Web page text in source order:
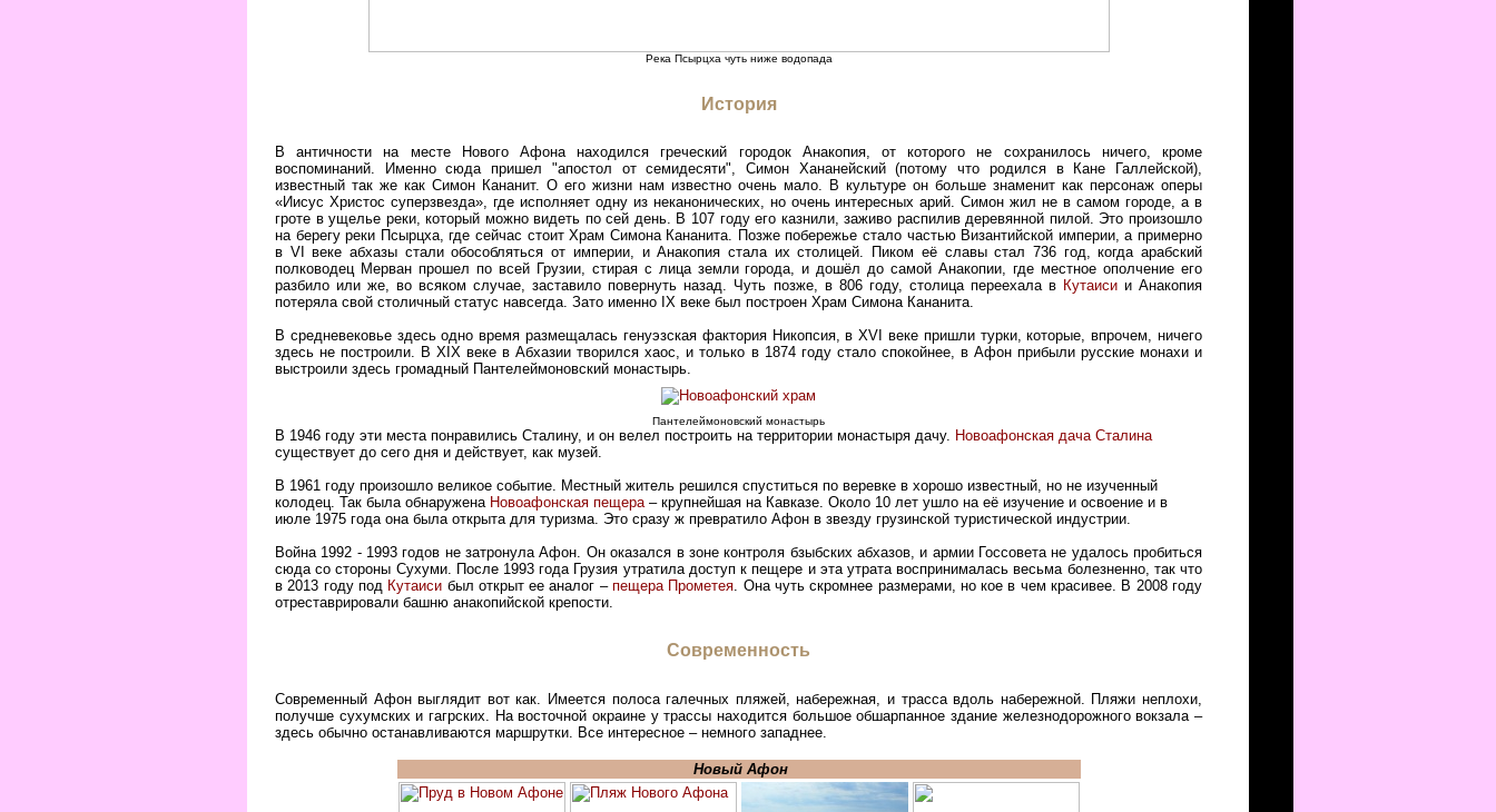
Река Псырцха чуть ниже водопада
История
В античности на месте Нового Афона находился греческий городок Анакопия, от которого не сохранилось ничего, кроме
воспоминаний. Именно сюда пришел "апостол от семидесяти", Симон Хананейский (потому что родился в Кане Галлейской),
известный так же как Симон Кананит. О его жизни нам известно очень мало. В культуре он больше знаменит как персонаж оперы
«Иисус Христос суперзвезда», где исполняет одну из неканонических, но очень интересных арий. Симон жил не в самом городе, а в
гроте в ущелье реки, который можно видеть по сей день. В 107 году его казнили, заживо распилив деревянной пилой. Это произошло
на берегу реки Псырцха, где сейчас стоит Храм Симона Кананита. Позже побережье стало частью Византийской империи, а примерно
в VI веке абхазы стали обособляться от империи, и Анакопия стала их столицей. Пиком её славы стал 736 год, когда арабский
полководец Мерван прошел по всей Грузии, стирая с лица земли города, и дошёл до самой Анакопии, где местное ополчение его
разбило или же, во всяком случае, заставило повернуть назад. Чуть позже, в 806 году, столица переехала в Кутаисии Анакопия
потеряла свой столичный статус навсегда. Зато именно IX веке был построен Храм Симона Кананита.
В средневековье здесь одно время размещалась генуэзская фактория Никопсия, в XVI веке пришли турки, которые, впрочем, ничего
здесь не построили. В XIX веке в Абхазии творился хаос, и только в 1874 году стало спокойнее, в Афон прибыли русские монахи и
выстроили здесь громадный Пантелеймоновский монастырь.
Пантелеймоновский монастырь
В 1946 году эти места понравились Сталину, и он велел построить на территории монастыря дачу. Новоафонская дача Сталина
существует до сего дня и действует, как музей.
В 1961 году произошло великое событие. Местный житель решился спуститься по веревке в хорошо известный, но не изученный
колодец. Так была обнаружена Новоафонская пещера– крупнейшая на Кавказе. Около 10 лет ушло на её изучение и освоение и в
июле 1975 года она была открыта для туризма. Это сразу ж превратило Афон в звезду грузинской туристической индустрии.
Война 1992 - 1993 годов не затронула Афон. Он оказался в зоне контроля бзыбских абхазов, и армии Госсовета не удалось пробиться
сюда со стороны Сухуми. После 1993 года Грузия утратила доступ к пещере и эта утрата воспринималась весьма болезненно, так что
в 2013 году под Кутаиси был открыт ее аналог –пещера Прометея. Она чуть скромнее размерами, но кое в чем красивее. В 2008 году
отреставрировали башню анакопийской крепости.
Современность
Современный Афон выглядит вот как. Имеется полоса галечных пляжей, набережная, и трасса вдоль набережной. Пляжи неплохи,
получше сухумских и гагрских. На восточной окраине у трассы находится большое обшарпанное здание железнодорожного вокзала –
здесь обычно останавливаются маршрутки. Все интересное – немного западнее.
Новый Афон